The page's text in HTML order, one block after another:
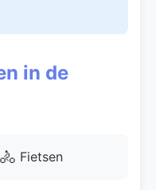
in de
🚴 Fietsen